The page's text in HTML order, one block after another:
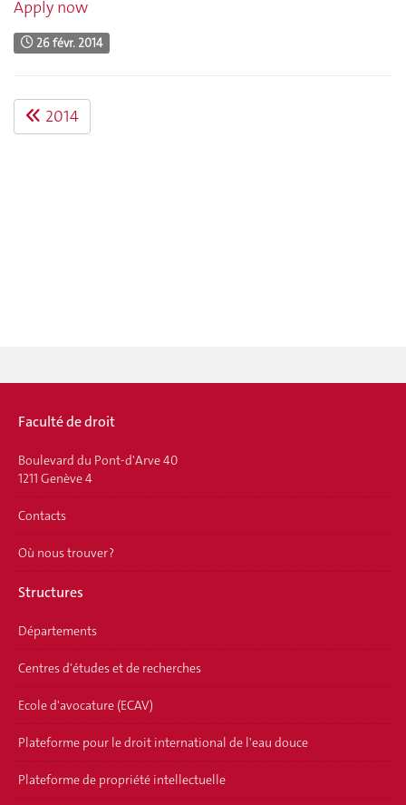
Apply now
26 févr. 2014
2014
Faculté de droit
Boulevard du Pont-d'Arve 40
1211 Genève 4
Contacts
Où nous trouver ?
Structures
Départements
Centres d'études et de recherches
Ecole d'avocature (ECAV)
Plateforme pour le droit international de l'eau douce
Plateforme de propriété intellectuelle